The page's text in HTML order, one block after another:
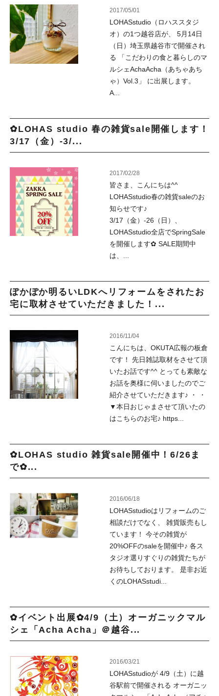
2017/05/01
LOHASstudio（ロハススタジ
オ）の1つ越谷店が、 5月14日
（日）埼玉県越谷市で開催され
る 「こだわりの食と暮らしのマ
ルシェAchaAcha（あちゃあち
ゃ）Vol.3」 に出展します。
A...
✿LOHAS studio 春の雑貨sale開催します！
3/17（金）-3/...
2017/02/28
皆さま、こんにちは^^
LOHASstudio春の雑貨saleのお
知らせです♪
3/17（金）-26（日）、
LOHASstudio全店でSpringSale
を開催します✿ SALE期間中
は、...
ぽかぽか明るいLDKへリフォームをされたお
宅に取材させていただきました！...
2016/11/04
こんにちは、OKUTA広報の板倉
です！ 先日雑誌取材をさせて頂
いたお話です^^ とっても素敵な
お話を奥様に伺いましたのでご
紹介させていただきます♪ ・ ・
▼本日おじゃまさせて頂いたの
はこちらのお宅♪ https...
✿LOHAS studio 雑貨sale開催中！6/26ま
で✿...
2016/06/18
LOHASstudioはリフォームのご
相談だけでなく、 雑貨販売もし
ています！ 今その雑貨が
20%OFFのsaleを開催中♪ 各ス
タジオ選りすぐりの雑貨たちが
お待ちしております。 是非お近
くのLOHASstudi...
✿イベント出展✿4/9（土）オーガニックマル
シェ「Acha Acha」＠越谷...
2016/03/21
LOHASstudioが 4/9（土）に越
谷駅前で開催される オーガニッ